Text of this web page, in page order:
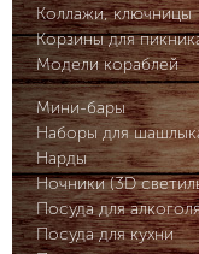
Коллажи, ключницы
Корзины для
Модели кораблей
Мини-бары
Наборы для
Нарды
Ночники (3D
Посуда для
Посуда для кухни